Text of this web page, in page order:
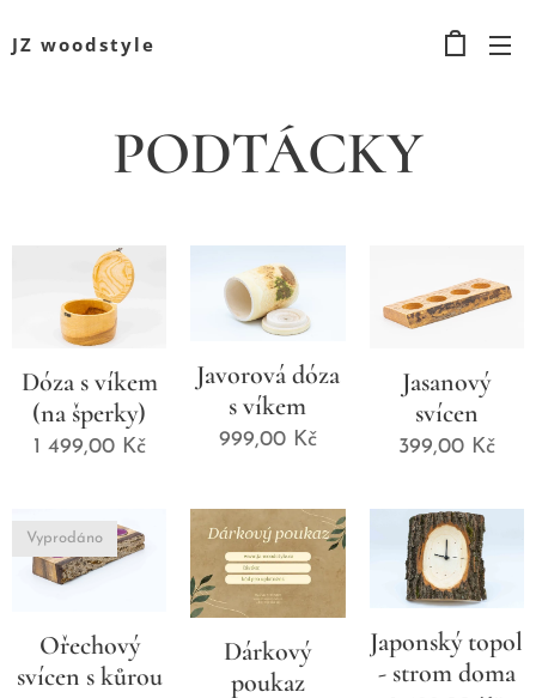
JZ woodstyle
PODTÁCKY
Dóza s víkem
(na šperky)
1 499,00Kč
Javorová dóza
s víkem
999,00Kč
Jasanový
svícen
399,00Kč
Ořechový
svícen s kůrou
Vyprodáno
Dárkový
poukaz
Japonský topol
- strom doma